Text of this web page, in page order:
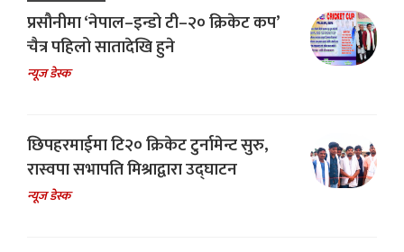
प्रसौनीमा ‘नेपाल–इन्डो टी–२० क्रिकेट कप’
चैत्र पहिलो सातादेखि हुने
न्यूज डेस्क
छिपहरमाईमा टि२० क्रिकेट टुर्नामेन्ट सुरु,
रास्वपा सभापति मिश्राद्वारा उद्घाटन
न्यूज डेस्क